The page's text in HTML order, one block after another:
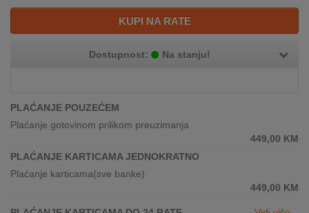
IZ
OZNAKE
ENERGETSKE
UČINKOVITOSTI
DIGITALIS
KUPI NA RATE
Dostupnost: Na stanju!
PLAĆANJE POUZEĆEM
Plaćanje gotovinom prilikom preuzimanja
449,00 KM
PLAĆANJE KARTICAMA JEDNOKRATNO
Plaćanje karticama(sve banke)
449,00 KM